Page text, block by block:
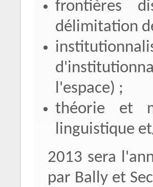
frontières
délimitation
l'espace) ;
théorie et
linguistique
2013 sera
par Bally et